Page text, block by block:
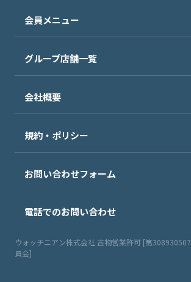
会員メニュー
グループ店舗一覧
会社概要
規約・ポリシー
お問い合わせフォーム
電話でのお問い合わせ
ウォッチニアン株式会社 古物営業許可 [第
員会]